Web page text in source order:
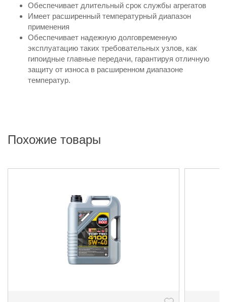
Обеспечивает длительный срок службы агрегатов
Имеет расширенный температурный диапазон
применения
Обеспечивает надежную долговременную
эксплуатацию таких требовательных узлов, как
гипоидные главные передачи, гарантируя отличную
защиту от износа в расширенном диапазоне
температур.
Похожие товары